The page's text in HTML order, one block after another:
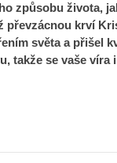
způsobu života,
převzácnou krví
světa a přišel
takže se vaše víra